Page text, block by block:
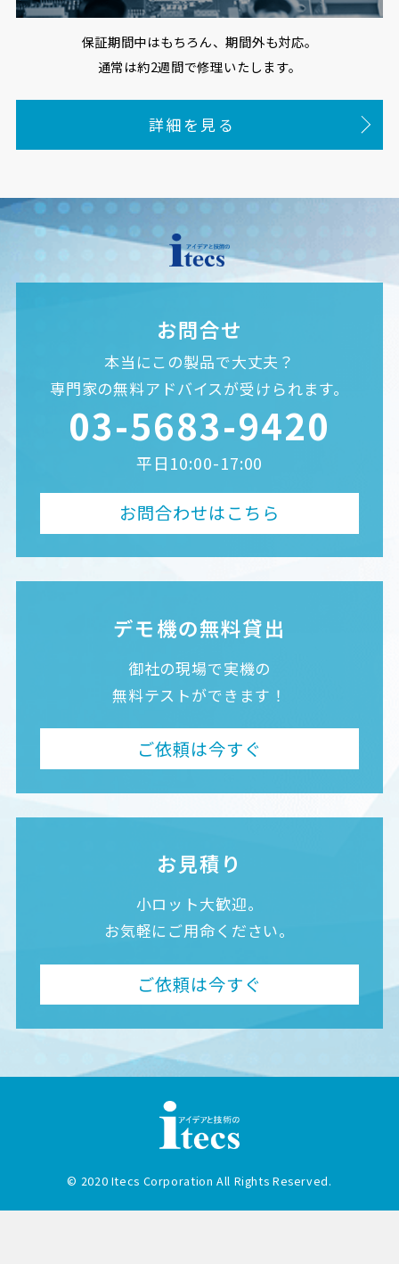
保証期間中はもちろん、期間外も対応。
通常は約2週間で修理いたします。
詳細を見る
お問合せ
本当にこの製品で大丈夫？
専門家の無料アドバイスが受けられます。
03-5683-9420
平日10:00-17:00
お問合わせはこちら
デモ機の無料貸出
御社の現場で実機の
無料テストができます！
ご依頼は今すぐ
お見積り
小ロット大歓迎。
お気軽にご用命ください。
ご依頼は今すぐ
© 2020 Itecs Corporation All Rights Reserved.